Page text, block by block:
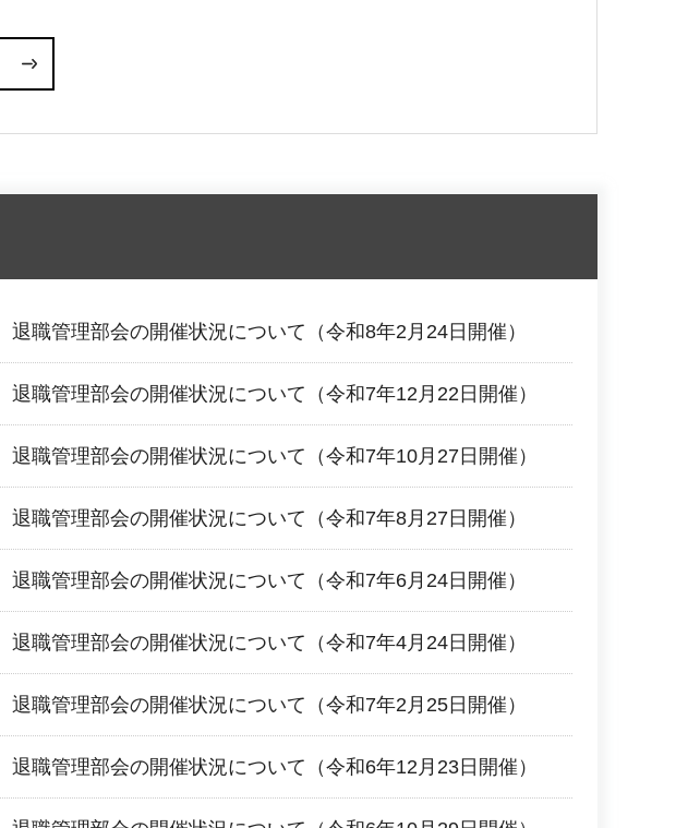
退職管理部会の開催状況について（令和8年2月24日開催）
退職管理部会の開催状況について（令和7年12月22日開催）
退職管理部会の開催状況について（令和7年10月27日開催）
退職管理部会の開催状況について（令和7年8月27日開催）
退職管理部会の開催状況について（令和7年6月24日開催）
退職管理部会の開催状況について（令和7年4月24日開催）
退職管理部会の開催状況について（令和7年2月25日開催）
退職管理部会の開催状況について（令和6年12月23日開催）